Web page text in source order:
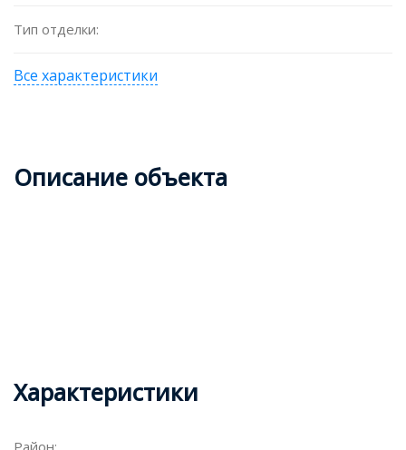
Тип отделки:
Все характеристики
Описание объекта
Характеристики
Район: